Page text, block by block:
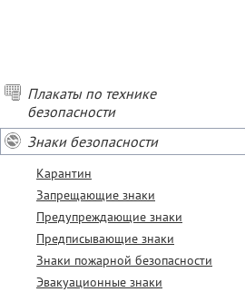
Плакаты по технике
безопасности
Знаки безопасности
Карантин
Запрещающие знаки
Предупреждающие знаки
Предписывающие знаки
Знаки пожарной безопасности
Эвакуационные знаки